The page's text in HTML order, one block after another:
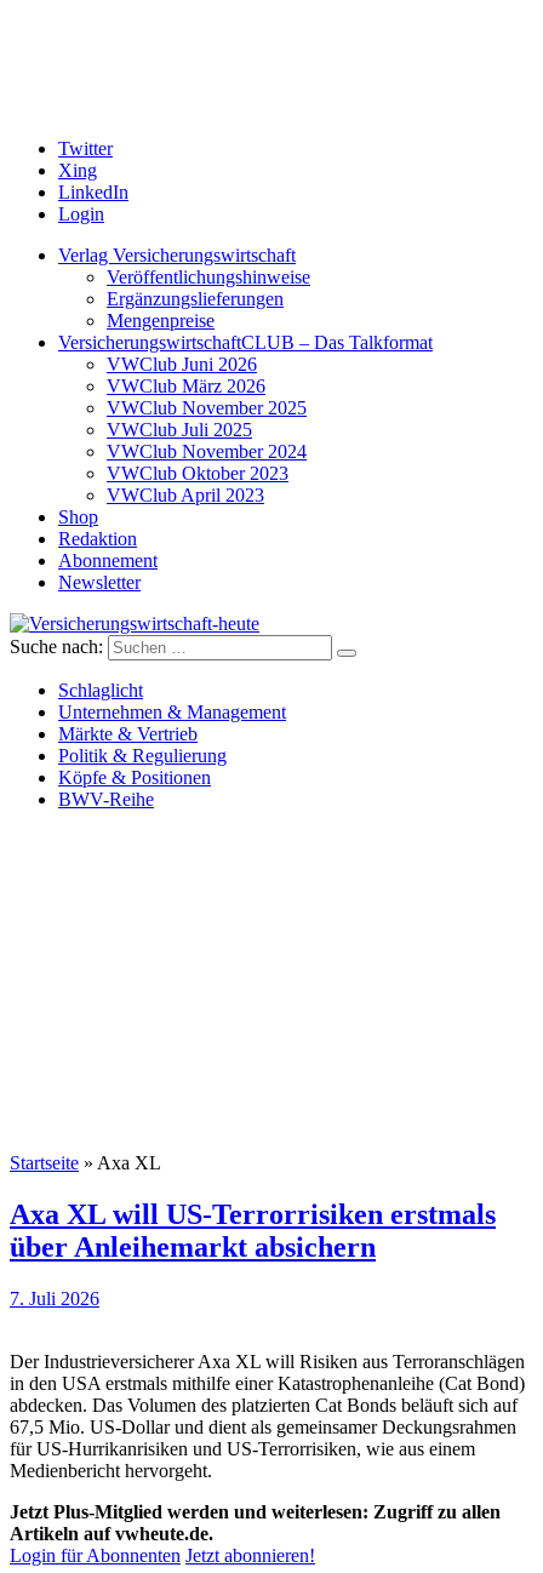
Twitter
Xing
LinkedIn
Login
Verlag Versicherungswirtschaft
Veröffentlichungshinweise
Ergänzungslieferungen
Mengenpreise
VersicherungswirtschaftCLUB – Das Talkformat
VWClub Juni 2026
VWClub März 2026
VWClub November 2025
VWClub Juli 2025
VWClub November 2024
VWClub Oktober 2023
VWClub April 2023
Shop
Redaktion
Abonnement
Newsletter
Versicherungswirtschaft-heute
Suche nach:
Schlaglicht
Unternehmen & Management
Märkte & Vertrieb
Politik & Regulierung
Köpfe & Positionen
BWV-Reihe
Startseite » Axa XL
Axa XL will US-Terrorrisiken erstmals
über Anleihemarkt absichern
7. Juli 2026
Der Industrieversicherer Axa XL will Risiken aus Terroranschlägen
in den USA erstmals mithilfe einer Katastrophenanleihe (Cat Bond)
abdecken. Das Volumen des platzierten Cat Bonds beläuft sich auf
67,5 Mio. US-Dollar und dient als gemeinsamer Deckungsrahmen
für US-Hurrikanrisiken und US-Terrorrisiken, wie aus einem
Medienbericht hervorgeht.
Jetzt Plus-Mitglied werden und weiterlesen: Zugriff zu allen
Artikeln auf vwheute.de.
Login für Abonnenten Jetzt abonnieren!